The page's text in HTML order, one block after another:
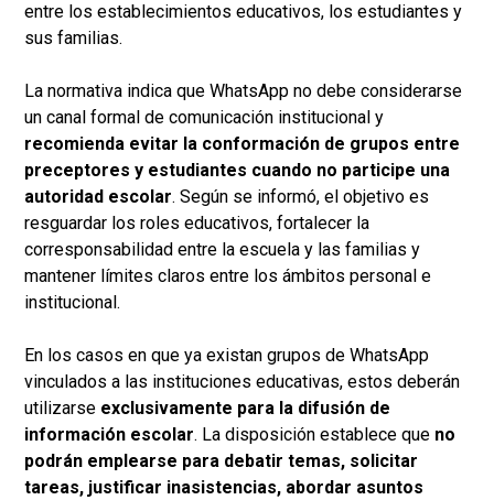
entre los establecimientos educativos, los estudiantes y
sus familias.
La normativa indica que WhatsApp no debe considerarse
un canal formal de comunicación institucional y
recomienda evitar la conformación de grupos entre
preceptores y estudiantes cuando no participe una
autoridad escolar. Según se informó, el objetivo es
resguardar los roles educativos, fortalecer la
corresponsabilidad entre la escuela y las familias y
mantener límites claros entre los ámbitos personal e
institucional.
En los casos en que ya existan grupos de WhatsApp
vinculados a las instituciones educativas, estos deberán
utilizarse exclusivamente para la difusión de
información escolar. La disposición establece que no
podrán emplearse para debatir temas, solicitar
tareas, justificar inasistencias, abordar asuntos